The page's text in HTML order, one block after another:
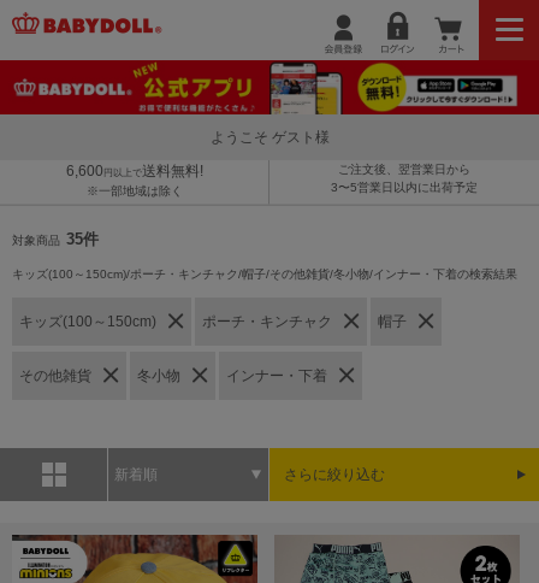
ようこそ ゲスト様
6,600 円以上で送料無料!
※一部地域は除く
ご注文後、翌営業日から
3〜5営業日以内に出荷予定
対象商品 35件
キッズ(100～150cm)/ポーチ・キンチャク/帽子/その他雑貨/冬小物/インナー・下着の検索結果
キッズ(100～150cm) ポーチ・キンチャク 帽子
その他雑貨 冬小物 インナー・下着
新着順 さらに絞り込む